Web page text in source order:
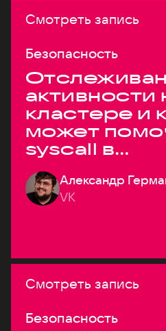
Смотреть запись
Безопасность
активности
кластере и
может
syscall в
системах
Александр
VK
Смотреть запись
Безопасность